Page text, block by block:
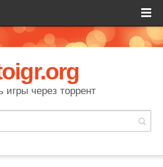
игры через торрент